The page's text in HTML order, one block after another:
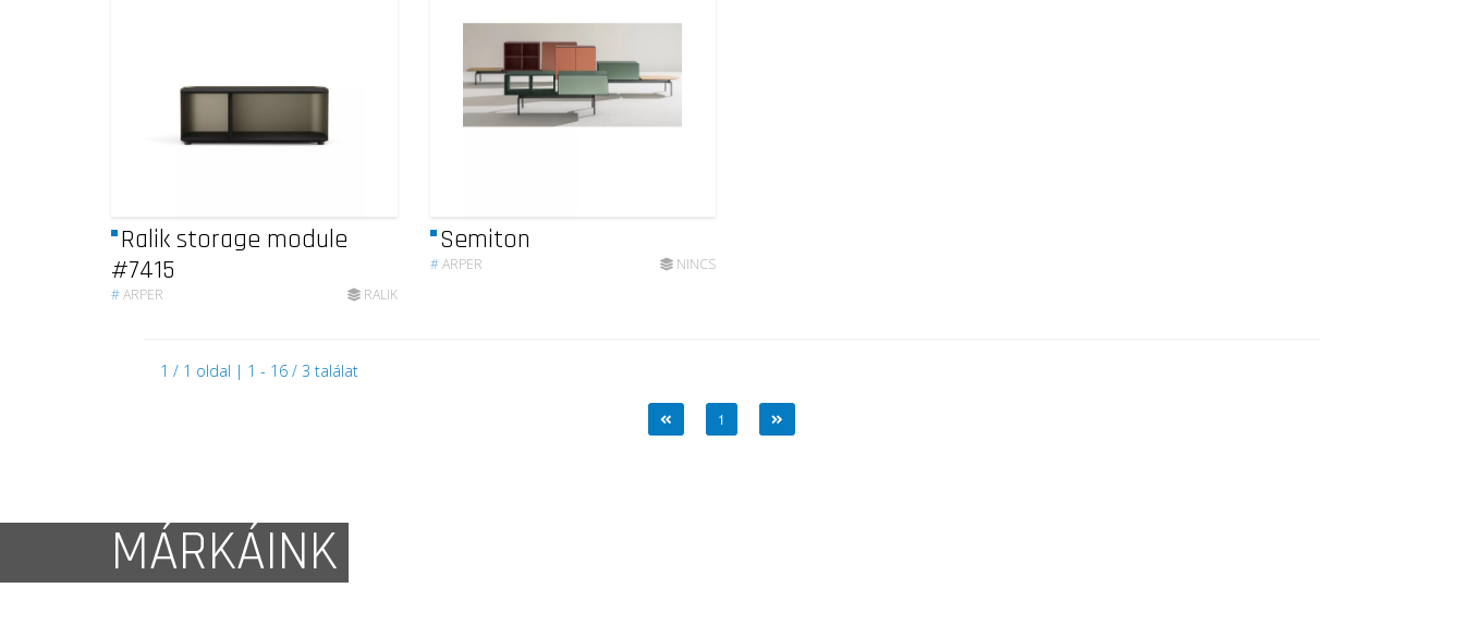
Ralik storage module
#7415
#ARPER RALIK
Semiton
#ARPER NINCS
1 / 1 oldal | 1 - 16 / 3 találat
1
MÁRKÁINK